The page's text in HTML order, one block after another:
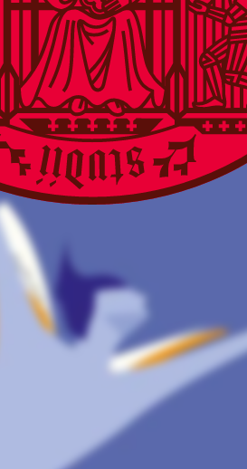
über aktuelle
und die Bildung von